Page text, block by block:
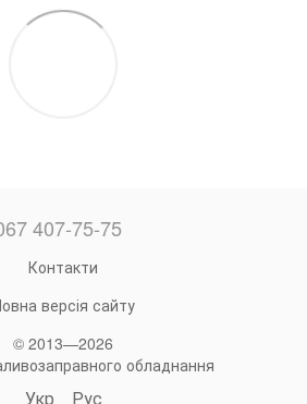
407-75-75
Контакти
версія сайту
© 2013—2026
обладнання
Укр Рус